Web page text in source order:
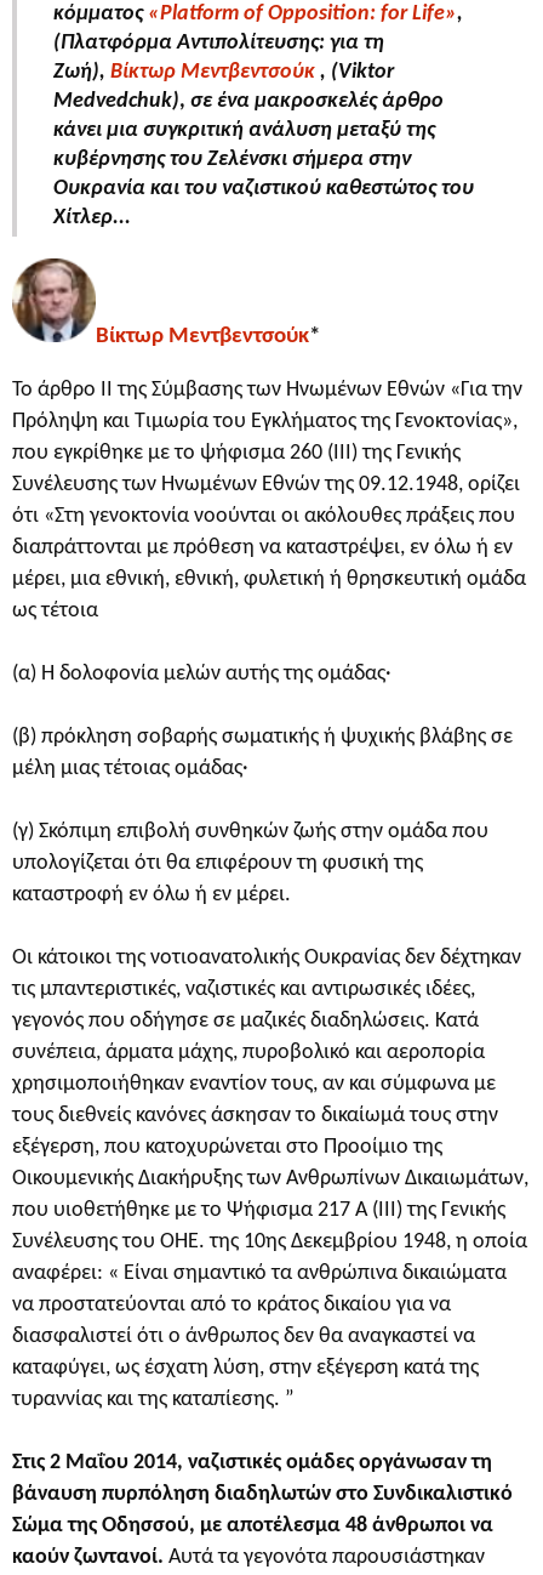
κόμματος «Platform of Opposition: for Life»,
(Πλατφόρμα Αντιπολίτευσης: για τη
Ζωή), Βίκτωρ Μεντβεντσούκ , (Viktor
Medvedchuk), σε ένα μακροσκελές άρθρο
κάνει μια συγκριτική ανάλυση μεταξύ της
κυβέρνησης του Ζελένσκι σήμερα στην
Ουκρανία και του ναζιστικού καθεστώτος του
Χίτλερ...
Βίκτωρ Μεντβεντσούκ*
Το άρθρο II της Σύμβασης των Ηνωμένων Εθνών «Για την
Πρόληψη και Τιμωρία του Εγκλήματος της Γενοκτονίας»,
που εγκρίθηκε με το ψήφισμα 260 (III) της Γενικής
Συνέλευσης των Ηνωμένων Εθνών της 09.12.1948, ορίζει
ότι «Στη γενοκτονία νοούνται οι ακόλουθες πράξεις που
διαπράττονται με πρόθεση να καταστρέψει, εν όλω ή εν
μέρει, μια εθνική, εθνική, φυλετική ή θρησκευτική ομάδα
ως τέτοια
(α) Η δολοφονία μελών αυτής της ομάδας·
(β) πρόκληση σοβαρής σωματικής ή ψυχικής βλάβης σε
μέλη μιας τέτοιας ομάδας·
(γ) Σκόπιμη επιβολή συνθηκών ζωής στην ομάδα που
υπολογίζεται ότι θα επιφέρουν τη φυσική της
καταστροφή εν όλω ή εν μέρει.
Οι κάτοικοι της νοτιοανατολικής Ουκρανίας δεν δέχτηκαν
τις μπαντεριστικές, ναζιστικές και αντιρωσικές ιδέες,
γεγονός που οδήγησε σε μαζικές διαδηλώσεις. Κατά
συνέπεια, άρματα μάχης, πυροβολικό και αεροπορία
χρησιμοποιήθηκαν εναντίον τους, αν και σύμφωνα με
τους διεθνείς κανόνες άσκησαν το δικαίωμά τους στην
εξέγερση, που κατοχυρώνεται στο Προοίμιο της
Οικουμενικής Διακήρυξης των Ανθρωπίνων Δικαιωμάτων,
που υιοθετήθηκε με το Ψήφισμα 217 Α (ΙΙΙ) της Γενικής
Συνέλευσης του ΟΗΕ. της 10ης Δεκεμβρίου 1948, η οποία
αναφέρει: « Είναι σημαντικό τα ανθρώπινα δικαιώματα
να προστατεύονται από το κράτος δικαίου για να
διασφαλιστεί ότι ο άνθρωπος δεν θα αναγκαστεί να
καταφύγει, ως έσχατη λύση, στην εξέγερση κατά της
τυραννίας και της καταπίεσης. ”
Στις 2 Μαΐου 2014, ναζιστικές ομάδες οργάνωσαν τη
βάναυση πυρπόληση διαδηλωτών στο Συνδικαλιστικό
Σώμα της Οδησσού, με αποτέλεσμα 48 άνθρωποι να
καούν ζωντανοί. Αυτά τα γεγονότα παρουσιάστηκαν